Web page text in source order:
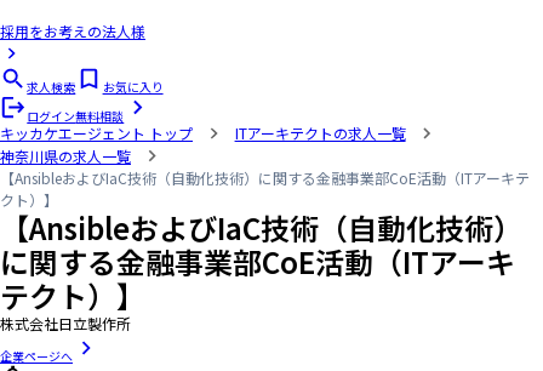
採用をお考えの法人様
求人検索
お気に入り
ログイン無料相談
キッカケエージェント トップ
ITアーキテクトの求人一覧
神奈川県の求人一覧
【AnsibleおよびIaC技術（自動化技術）に関する金融事業部CoE活動（ITアーキテ
クト）】
【AnsibleおよびIaC技術（自動化技術）
に関する金融事業部CoE活動（ITアーキ
テクト）】
株式会社日立製作所
企業ページへ